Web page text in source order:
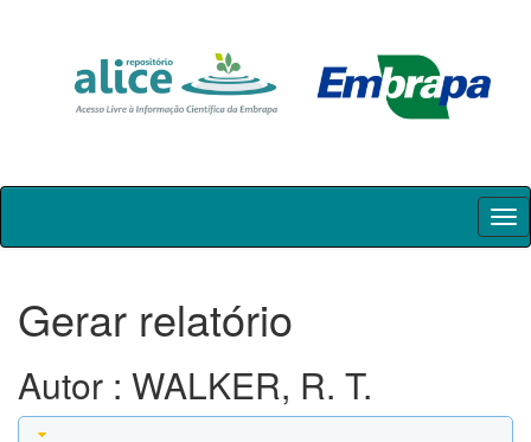
Skip
Gerar relatório
Autor : WALKER, R. T.